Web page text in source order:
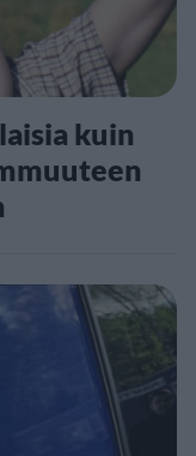
kuin